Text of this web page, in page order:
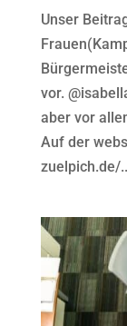
Unser
vor.
aber vor
Auf der
zuelpich.de/